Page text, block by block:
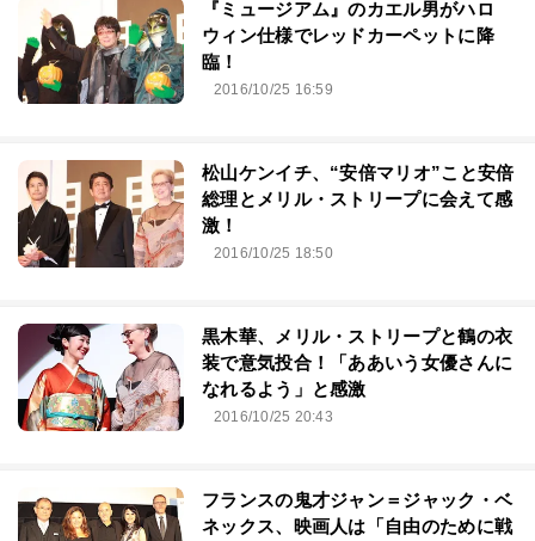
『ミュージアム』のカエル男がハロ
ウィン仕様でレッドカーペットに降
臨！
2016/10/25 16:59
松山ケンイチ、“安倍マリオ”こと安倍
総理とメリル・ストリープに会えて感
激！
2016/10/25 18:50
黒木華、メリル・ストリープと鶴の衣
装で意気投合！「ああいう女優さんに
なれるよう」と感激
2016/10/25 20:43
フランスの鬼才ジャン＝ジャック・ベ
ネックス、映画人は「自由のために戦